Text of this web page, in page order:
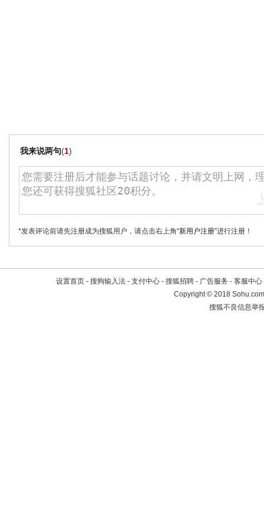
我来说两句(1)
*发表评论前请先注册成为搜狐用户，请点击右上角“新用户注册”进行注册！
设置首页 - 搜狗输入法 - 支付中心 - 搜狐招聘 - 广告服务 - 客服中心
Copyright©2018
搜狐不良信息举